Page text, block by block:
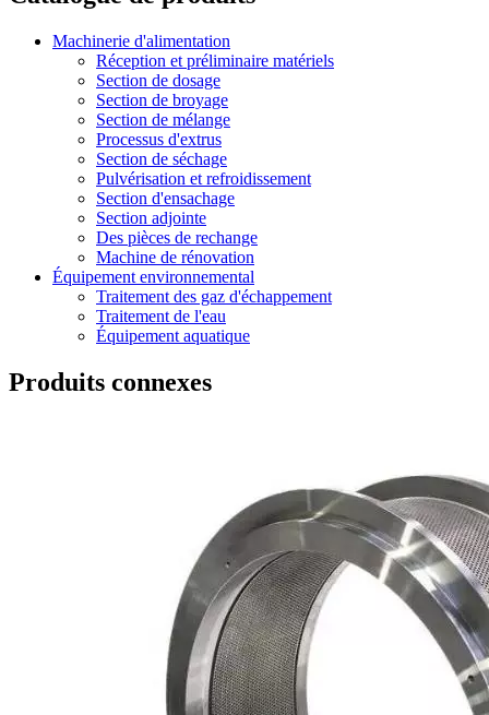
Machinerie d'alimentation
Réception et préliminaire matériels
Section de dosage
Section de broyage
Section de mélange
Processus d'extrus
Section de séchage
Pulvérisation et refroidissement
Section d'ensachage
Section adjointe
Des pièces de rechange
Machine de rénovation
Équipement environnemental
Traitement des gaz d'échappement
Traitement de l'eau
Équipement aquatique
Produits connexes